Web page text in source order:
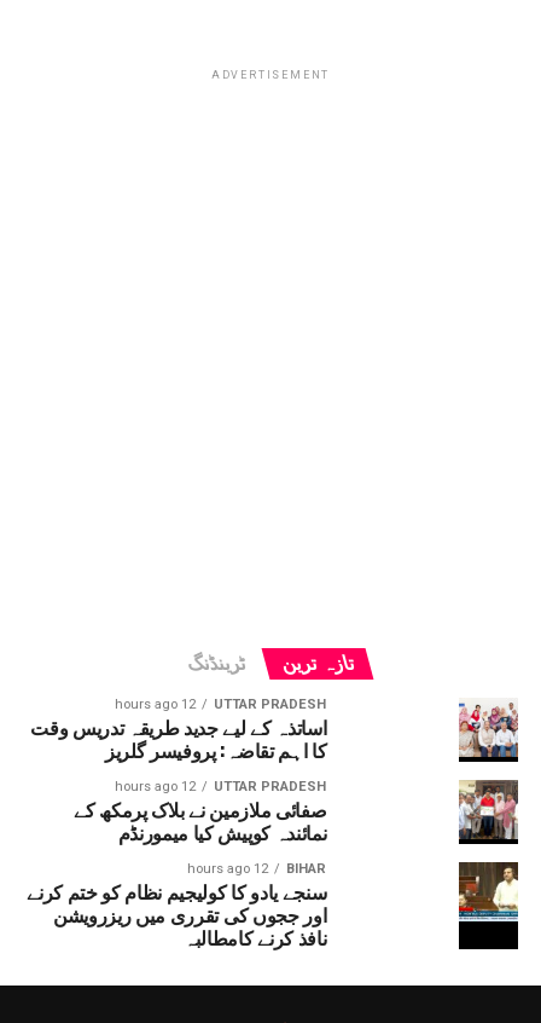
ADVERTISEMENT
تازہ ترین ٹرینڈنگ
UTTAR PRADESH
12 hours ago
اساتذہ کے لیے جدید طریقہ تدریس وقت
کا اہم تقاضہ: پروفیسر گلریز
UTTAR PRADESH
12 hours ago
صفائی ملازمین نے بلاک پرمکھ کے
نمائندہ کوپیش کیا میمورنڈم
BIHAR
12 hours ago
سنجے یادو کا کولیجیم نظام کو ختم کرنے
اور ججوں کی تقرری میں ریزرویشن
نافذ کرنے کامطالبہ